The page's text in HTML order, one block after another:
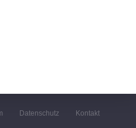
Datenschutz Kontakt